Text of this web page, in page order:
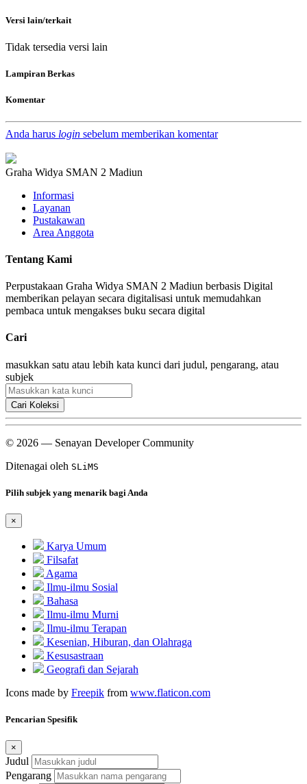
Versi lain/terkait
Tidak tersedia versi lain
Lampiran Berkas
Komentar
Anda harus login sebelum memberikan komentar
Graha Widya SMAN 2 Madiun
Informasi
Layanan
Pustakawan
Area Anggota
Tentang Kami
Perpustakaan Graha Widya SMAN 2 Madiun berbasis Digital
memberikan pelayan secara digitalisasi untuk memudahkan
pembaca untuk mengakses buku secara digital
Cari
masukkan satu atau lebih kata kunci dari judul, pengarang, atau
subjek
Cari Koleksi
© 2026 — Senayan Developer Community
Ditenagai oleh SLiMS
Pilih subjek yang menarik bagi Anda
×
Karya Umum
Filsafat
Agama
Ilmu-ilmu Sosial
Bahasa
Ilmu-ilmu Murni
Ilmu-ilmu Terapan
Kesenian, Hiburan, dan Olahraga
Kesusastraan
Geografi dan Sejarah
Icons made by Freepik from www.flaticon.com
Pencarian Spesifik
×
Judul
Pengarang